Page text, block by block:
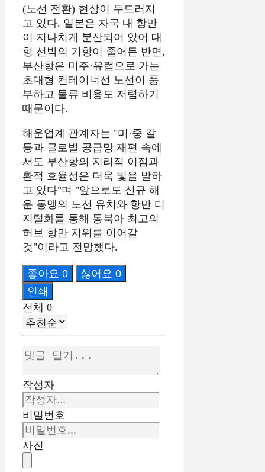
(노선 전환) 현상이 두드러지
고 있다. 일본은 자국 내 항만
이 지나치게 분산되어 있어 대
형 선박의 기항이 줄어든 반면,
부산항은 미주·유럽으로 가는
초대형 컨테이너선 노선이 풍
부하고 물류 비용도 저렴하기
때문이다.
해운업계 관계자는 "미·중 갈
등과 글로벌 공급망 재편 속에
서도 부산항의 지리적 이점과
환적 효율성은 더욱 빛을 발하
고 있다"며 "앞으로도 신규 해
운 동맹의 노선 유치와 항만 디
지털화를 통해 동북아 최고의
허브 항만 지위를 이어갈
것"이라고 전망했다.
좋아요 0 싫어요 0
인쇄
전체 0
작성자
비밀번호
사진